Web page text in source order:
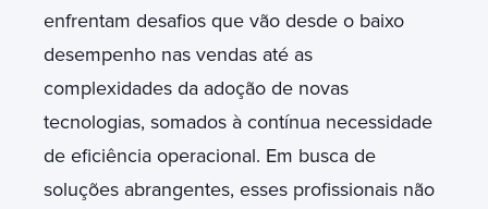
enfrentam desafios que vão desde o baixo
desempenho nas vendas até as
complexidades da adoção de novas
tecnologias, somados à contínua necessidade
de eficiência operacional. Em busca de
soluções abrangentes, esses profissionais não